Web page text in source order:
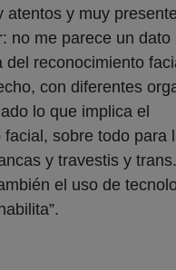
atentos y muy
no me parece un dato
del reconocimiento
con diferentes
lo que implica el
facial, sobre todo para
y travestis y
el uso de